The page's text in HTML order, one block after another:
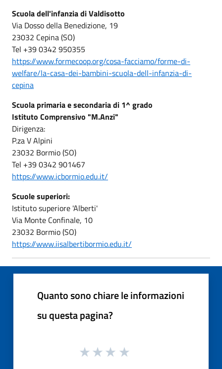
Scuola dell'infanzia di Valdisotto
Via Dosso della Benedizione, 19
23032 Cepina (SO)
Tel +39 0342 950355
https://www.formecoop.org/cosa-facciamo/forme-di-
welfare/la-casa-dei-bambini-scuola-dell-infanzia-di-
cepina
Scuola primaria e secondaria di 1^ grado
Istituto Comprensivo "M.Anzi"
Dirigenza:
P.za V Alpini
23032 Bormio (SO)
Tel +39 0342 901467
https://www.icbormio.edu.it/
Scuole superiori:
Istituto superiore 'Alberti'
Via Monte Confinale, 10
23032 Bormio (SO)
https://www.iisalbertibormio.edu.it/
Quanto sono chiare le informazioni
su questa pagina?